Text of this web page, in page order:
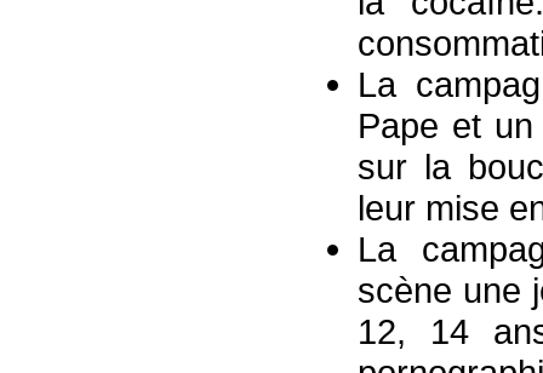
La
Pape et un
sur la
leur mise
La
scène une
12, 14